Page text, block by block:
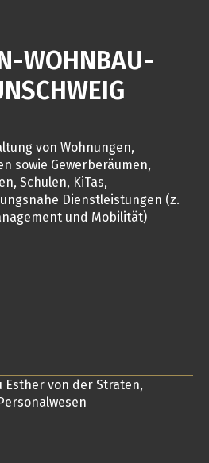
WOHNBAU-
von Wohnungen,
sowie Gewerberäumen,
Schulen, KiTas,
Dienstleistungen (z.
und Mobilität)
von der Straten,